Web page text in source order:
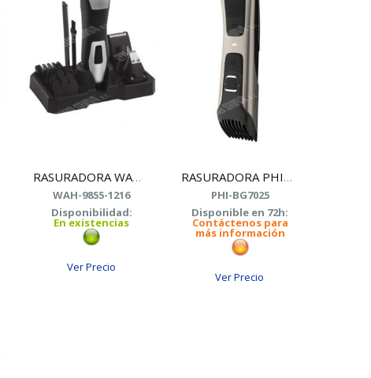
RASURADORA WAHL WA9855-1216 MASCULINA
WAH-9855-1216
Disponibilidad:
En existencias
Ver Precio
RASURADORA PHILIPS BG7025/15
PHI-BG7025
Disponible en 72h:
Contáctenos para
más información
Ver Precio